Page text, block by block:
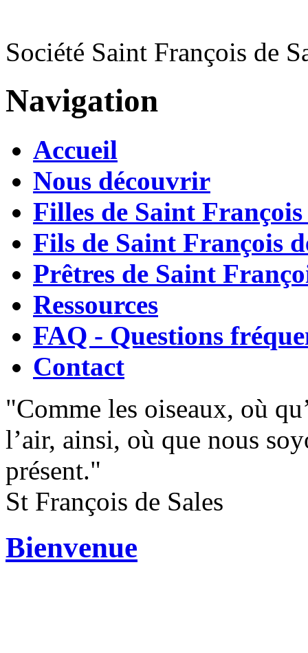
Société Saint François de
Navigation
Accueil
Nous découvrir
Filles de Saint François
Fils de Saint François
Prêtres de Saint
Ressources
FAQ - Questions
Contact
"Comme les oiseaux, où
l’air, ainsi, où que nous
présent."
St François de Sales
Bienvenue